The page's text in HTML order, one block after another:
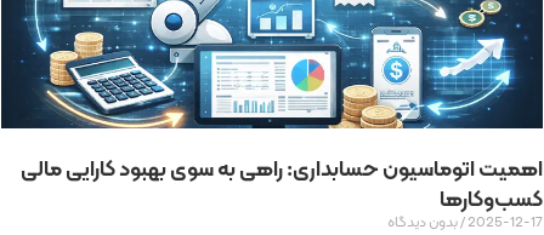
اهمیت اتوماسیون حسابداری: راهی به سوی بهبود کارایی مالی
کسب‌وکارها
2025-12-17 بدون دیدگاه